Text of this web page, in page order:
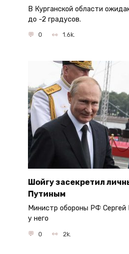
В Курганской области
до -2 градусов.
0 1.6k.
Шойгу засекретил
Путиным
Министр обороны РФ Сергей
у него
0 2k.